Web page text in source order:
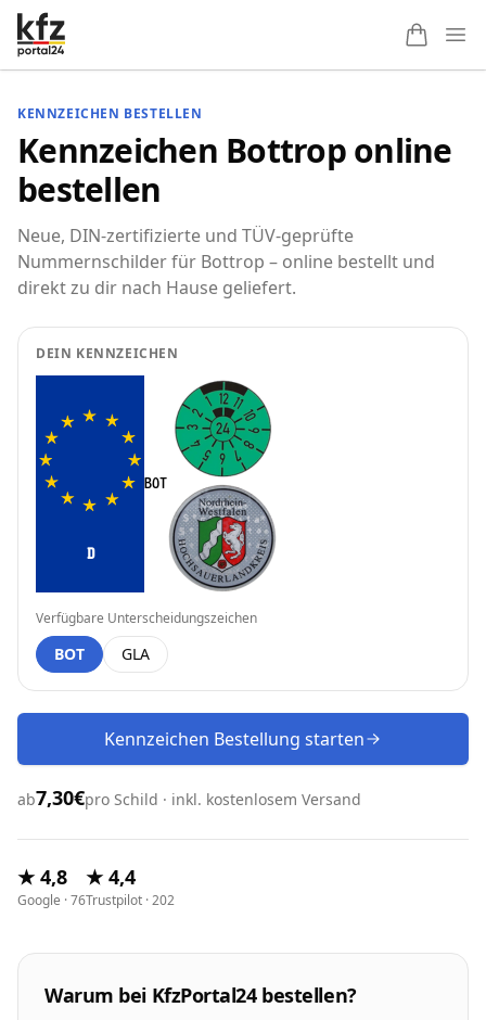
KENNZEICHEN BESTELLEN
Kennzeichen Bottrop online
bestellen
Neue, DIN-zertifizierte und TÜV-geprüfte
Nummernschilder für Bottrop – online bestellt und
direkt zu dir nach Hause geliefert.
DEIN KENNZEICHEN
D
Verfügbare Unterscheidungszeichen
BOT GLA
Kennzeichen Bestellung starten
ab7,30€pro Schild · inkl. kostenlosem Versand
★ 4,8
Google · 76
★ 4,4
Trustpilot · 202
Warum bei KfzPortal24 bestellen?